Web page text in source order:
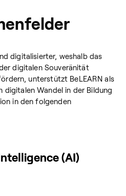
digitalisierter, weshalb das
digitalen Souveränität
unterstützt BeLEARN als
digitalen Wandel in der Bildung
in den folgenden
(AI)